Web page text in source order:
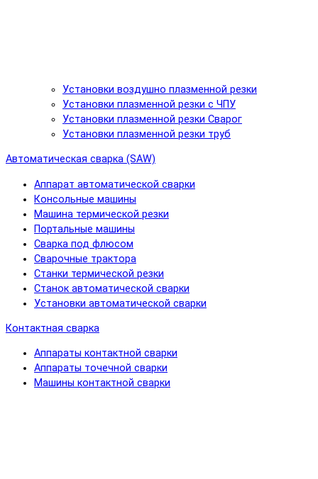
Установки воздушно плазменной резки
Установки плазменной резки с ЧПУ
Установки плазменной резки Сварог
Установки плазменной резки труб
Автоматическая сварка (SAW)
Аппарат автоматической сварки
Консольные машины
Машина термической резки
Портальные машины
Сварка под флюсом
Сварочные трактора
Станки термической резки
Станок автоматической сварки
Установки автоматической сварки
Контактная сварка
Аппараты контактной сварки
Аппараты точечной сварки
Машины контактной сварки